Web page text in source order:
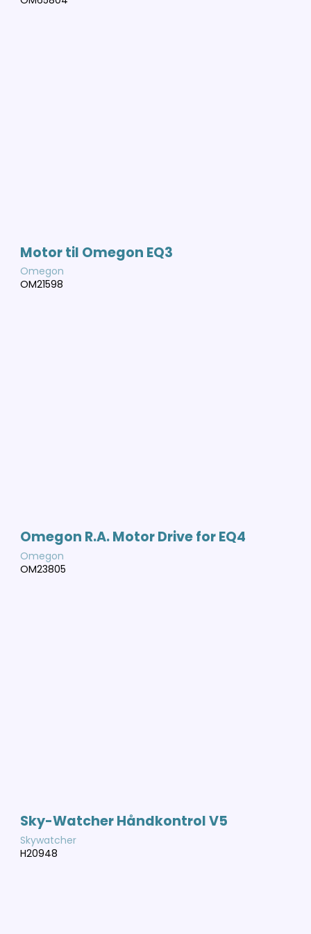
Motor til Omegon EQ3
Omegon
OM21598
Omegon R.A. Motor Drive for EQ4
Omegon
OM23805
Sky-Watcher Håndkontrol V5
Skywatcher
H20948